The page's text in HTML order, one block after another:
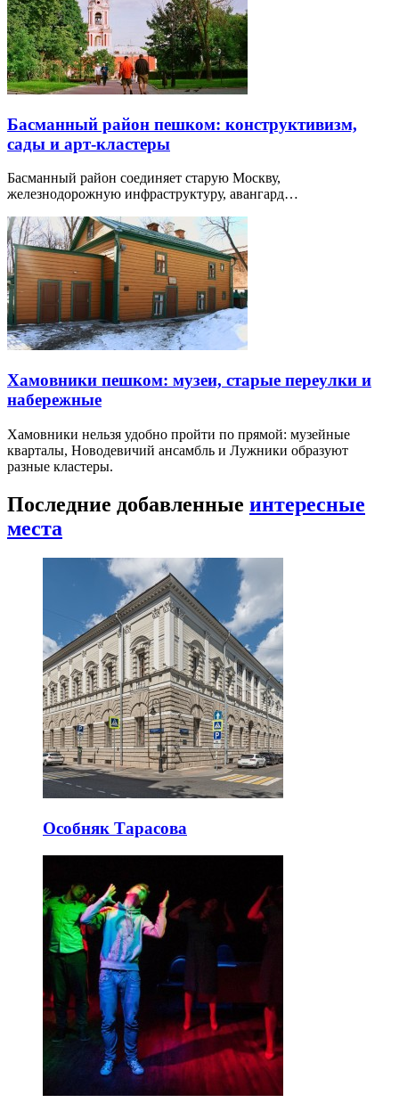
Басманный район пешком: конструктивизм,
сады и арт-кластеры
Басманный район соединяет старую Москву,
железнодорожную инфраструктуру, авангард…
Хамовники пешком: музеи, старые переулки и
набережные
Хамовники нельзя удобно пройти по прямой: музейные
кварталы, Новодевичий ансамбль и Лужники образуют
разные кластеры.
Последние добавленные интересные
места
Особняк Тарасова